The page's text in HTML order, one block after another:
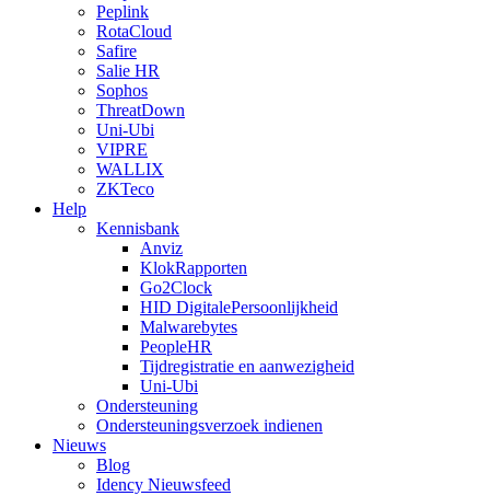
Peplink
RotaCloud
Safire
Salie HR
Sophos
ThreatDown
Uni-Ubi
VIPRE
WALLIX
ZKTeco
Help
Kennisbank
Anviz
KlokRapporten
Go2Clock
HID DigitalePersoonlijkheid
Malwarebytes
PeopleHR
Tijdregistratie en aanwezigheid
Uni-Ubi
Ondersteuning
Ondersteuningsverzoek indienen
Nieuws
Blog
Idency Nieuwsfeed